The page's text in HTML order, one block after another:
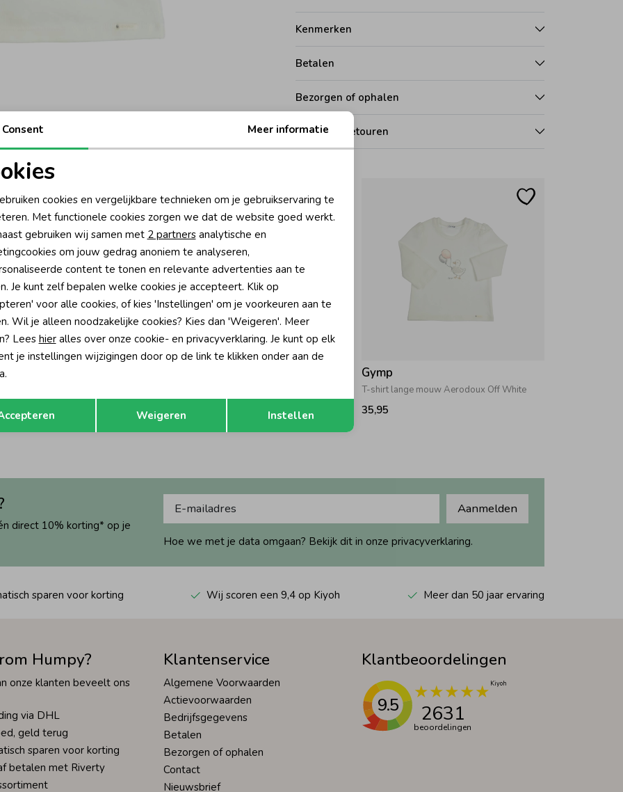
Kenmerken
Betalen
Bezorgen of ophalen
Ruilen en retouren
Gymp
T-shirt lange mouw Aerodoux Off White
35,95
direct 10% korting* op je
Aanmelden
Hoe we met je data omgaan? Bekijk dit in onze privacyverklaring.
sparen voor korting Wij scoren een 9,4 op Kiyoh Meer dan 50 jaar ervaring
Humpy?
onze klanten beveelt ons
via DHL
geld terug
sparen voor korting
betalen met Riverty
Klantenservice
Algemene Voorwaarden
Actievoorwaarden
Bedrijfsgegevens
Betalen
Bezorgen of ophalen
Contact
Nieuwsbrief
Klantbeoordelingen
9.5 2631
beoordelingen
cookies
cookies Marketing cookies
Terug Opslaan
Consent Meer informatie
cookies en vergelijkbare technieken om je gebruikservaring te
Met functionele cookies zorgen we dat de website goed werkt.
gebruiken wij samen met 2 partnersanalytische en
om jouw gedrag anoniem te analyseren,
content te tonen en relevante advertenties aan te
Je kunt zelf bepalen welke cookies je accepteert. Klik op
voor alle cookies, of kies 'Instellingen' om je voorkeuren aan te
Wil je alleen noodzakelijke cookies? Kies dan 'Weigeren'. Meer
Lees hieralles over onze cookie- en privacyverklaring. Je kunt op elk
je instellingen wijzigingen door op de link te klikken onder aan de
Weigeren Instellen